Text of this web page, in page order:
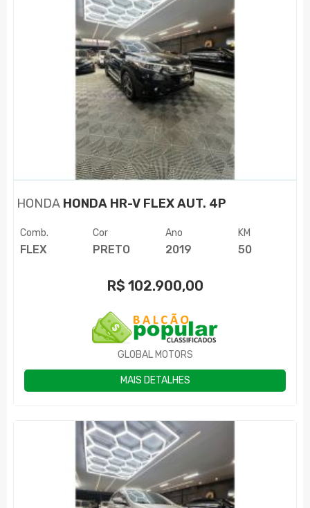
HONDA HONDA HR-V FLEX AUT. 4P
Comb.
FLEX
Cor
PRETO
Ano
2019
KM
50
R$ 102.900,00
GLOBAL MOTORS
MAIS DETALHES